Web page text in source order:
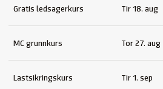
Gratis ledsagerkurs Tir 18. aug
MC grunnkurs Tor 27. aug
Lastsikringskurs Tir 1. sep